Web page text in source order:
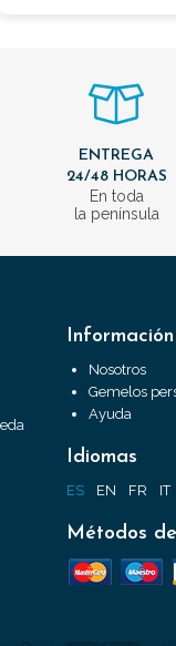
ENTREGA
24/48 HORAS
En toda
la península
Información
Nosotros
Gemelos
Ayuda
Idiomas
ES EN FR IT
Métodos